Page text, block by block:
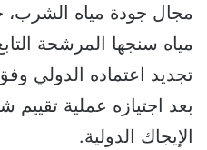
مجال جودة مياه
مياه سنجها المرشحة
بعد اجتيازه عملية تقييم
الإيجاك الدولية.